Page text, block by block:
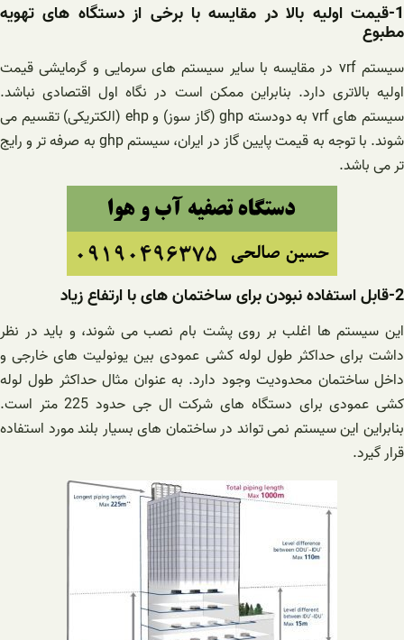
1-قیمت اولیه بالا در مقایسه با برخی از دستگاه های تهویه
مطبوع
سیستم vrf در مقایسه با سایر سیستم های سرمایی و گرمایشی قیمت
اولیه بالاتری دارد. بنابراین ممکن است در نگاه اول اقتصادی نباشد.
سیستم های vrf به دودسته ghp (گاز سوز) و ehp (الکتریکی) تقسیم می
شوند. با توجه به قیمت پایین گاز در ایران، سیستم ghp به صرفه تر و رایج
تر می باشد.
2-قابل استفاده نبودن برای ساختمان های با ارتفاع زیاد
این سیستم ها اغلب بر روی پشت بام نصب می شوند، و باید در نظر
داشت برای حداکثر طول لوله کشی عمودی بین یونولیت های خارجی و
داخل ساختمان محدودیت وجود دارد. به عنوان مثال حداکثر طول لوله
کشی عمودی برای دستگاه های شرکت ال جی حدود 225 متر است.
بنابراین این سیستم نمی تواند در ساختمان های بسیار بلند مورد استفاده
قرار گیرد.